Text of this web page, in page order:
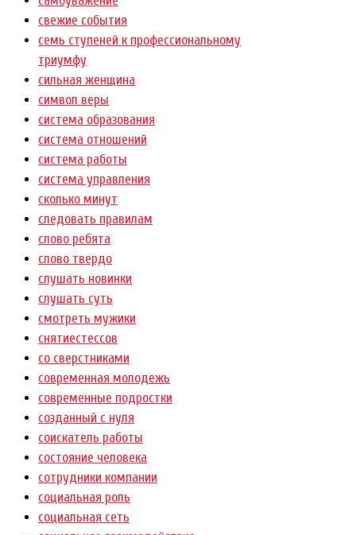
свежие события
семь ступеней к профессиональному
триумфу
сильная женщина
символ веры
система образования
система отношений
система работы
система управления
сколько минут
следовать правилам
слово ребята
слово твердо
слушать новинки
слушать суть
смотреть мужики
снятиестессов
со сверстниками
современная молодежь
современные подростки
созданный с нуля
соискатель работы
состояние человека
сотрудники компании
социальная роль
социальная сеть